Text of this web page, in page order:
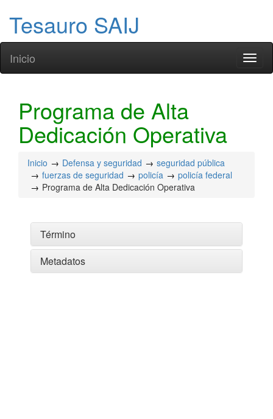
Tesauro SAIJ
Inicio
Programa de Alta
Dedicación Operativa
Inicio Defensa y seguridad
seguridad pública
fuerzas de seguridad
policía
policía federal
Programa de Alta Dedicación Operativa
Término
Metadatos